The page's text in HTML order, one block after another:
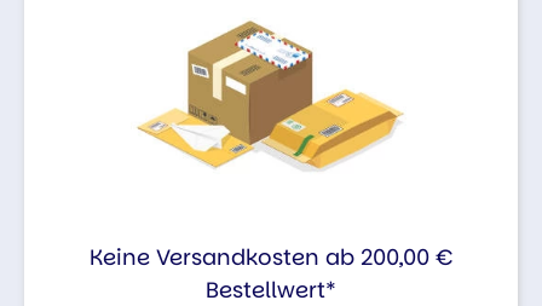
Keine Versandkosten ab 200,00 €
Bestellwert*